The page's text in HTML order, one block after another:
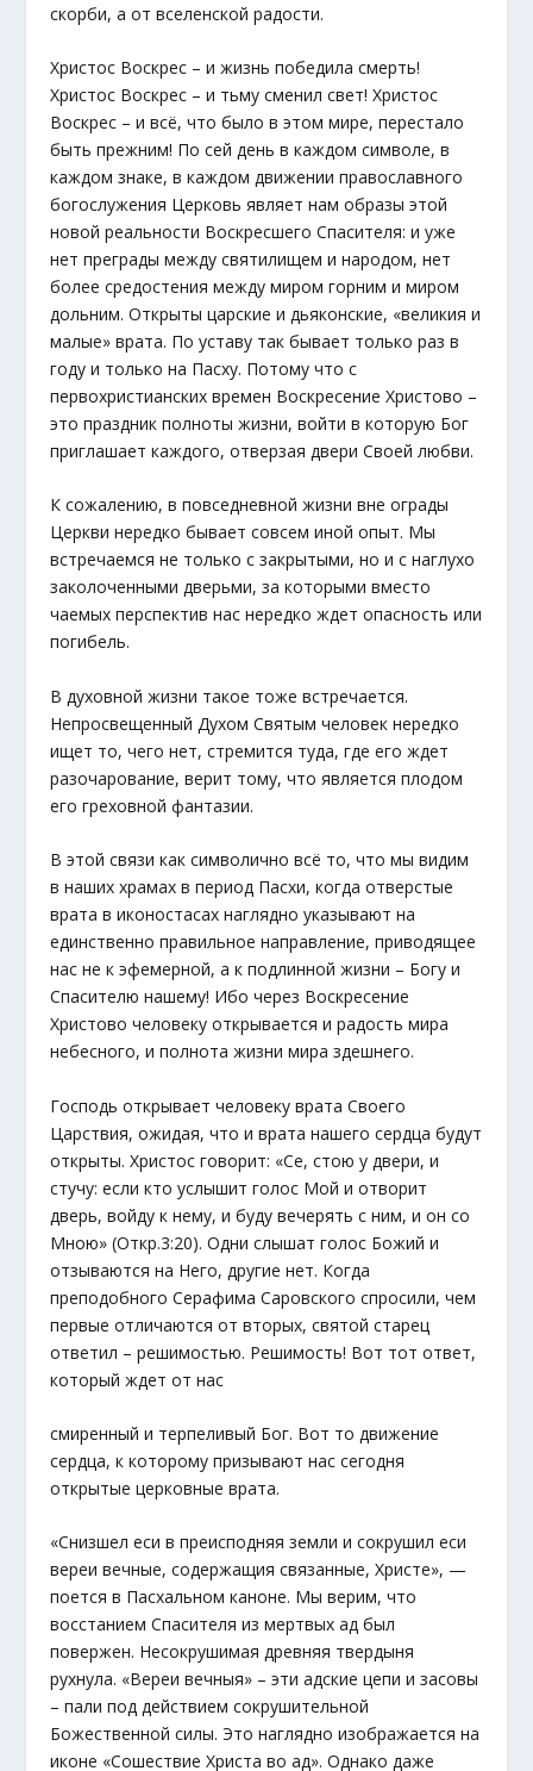
скорби, а от вселенской радости.
Христос Воскрес – и жизнь победила смерть!
Христос Воскрес – и тьму сменил свет! Христос
Воскрес – и всё, что было в этом мире, перестало
быть прежним! По сей день в каждом символе, в
каждом знаке, в каждом движении православного
богослужения Церковь являет нам образы этой
новой реальности Воскресшего Спасителя: и уже
нет преграды между святилищем и народом, нет
более средостения между миром горним и миром
дольним. Открыты царские и дьяконские, «великия и
малые» врата. По уставу так бывает только раз в
году и только на Пасху. Потому что с
первохристианских времен Воскресение Христово –
это праздник полноты жизни, войти в которую Бог
приглашает каждого, отверзая двери Своей любви.
К сожалению, в повседневной жизни вне ограды
Церкви нередко бывает совсем иной опыт. Мы
встречаемся не только с закрытыми, но и с наглухо
заколоченными дверьми, за которыми вместо
чаемых перспектив нас нередко ждет опасность или
погибель.
В духовной жизни такое тоже встречается.
Непросвещенный Духом Святым человек нередко
ищет то, чего нет, стремится туда, где его ждет
разочарование, верит тому, что является плодом
его греховной фантазии.
В этой связи как символично всё то, что мы видим
в наших храмах в период Пасхи, когда отверстые
врата в иконостасах наглядно указывают на
единственно правильное направление, приводящее
нас не к эфемерной, а к подлинной жизни – Богу и
Спасителю нашему! Ибо через Воскресение
Христово человеку открывается и радость мира
небесного, и полнота жизни мира здешнего.
Господь открывает человеку врата Своего
Царствия, ожидая, что и врата нашего сердца будут
открыты. Христос говорит: «Се, стою у двери, и
стучу: если кто услышит голос Мой и отворит
дверь, войду к нему, и буду вечерять с ним, и он со
Мною» (Откр.3:20). Одни слышат голос Божий и
отзываются на Него, другие нет. Когда
преподобного Серафима Саровского спросили, чем
первые отличаются от вторых, святой старец
ответил – решимостью. Решимость! Вот тот ответ,
который ждет от нас
смиренный и терпеливый Бог. Вот то движение
сердца, к которому призывают нас сегодня
открытые церковные врата.
«Снизшел еси в преисподняя земли и сокрушил еси
вереи вечные, содержащия связанные, Христе», —
поется в Пасхальном каноне. Мы верим, что
восстанием Спасителя из мертвых ад был
повержен. Несокрушимая древняя твердыня
рухнула. «Вереи вечныя» – эти адские цепи и засовы
– пали под действием сокрушительной
Божественной силы. Это наглядно изображается на
иконе «Сошествие Христа во ад». Однако даже